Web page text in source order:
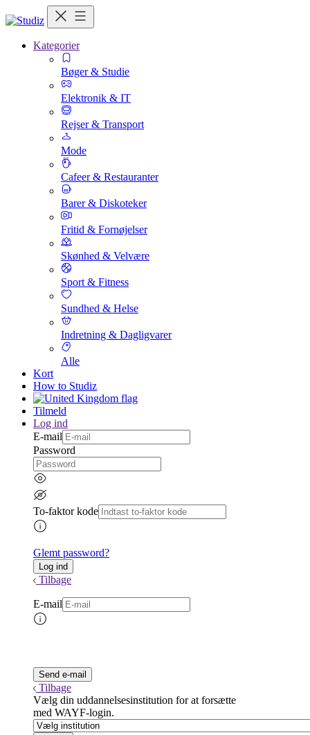
Kategorier
Bøger & Studie
Elektronik & IT
Rejser & Transport
Mode
Cafeer & Restauranter
Barer & Diskoteker
Fritid & Fornøjelser
Skønhed & Velvære
Sport & Fitness
Sundhed & Helse
Indretning & Dagligvarer
Alle
Kort
How to Studiz
Tilmeld
Log ind
E-mail
Password
To-faktor kode
Glemt password?
Tilbage
E-mail
Tilbage
Vælg din uddannelsesinstitution for at forsætte
med WAYF-login.